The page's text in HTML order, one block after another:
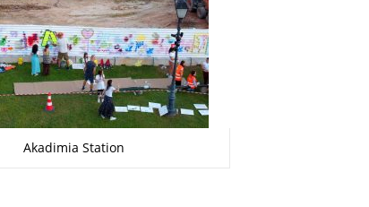
Akadimia Station